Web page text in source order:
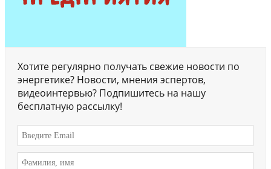
Хотите регулярно получать свежие новости по
энергетике? Новости, мнения эспертов,
видеоинтервью? Подпишитесь на нашу
бесплатную рассылку!